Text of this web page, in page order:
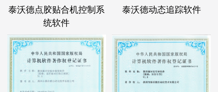
泰沃德点胶贴合机控制系
统软件
泰沃德动态追踪软件